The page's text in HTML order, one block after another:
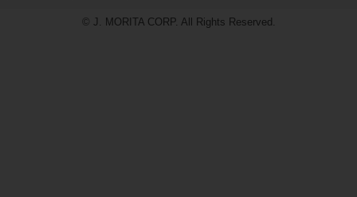
© J. MORITA CORP. All Rights Reserved.